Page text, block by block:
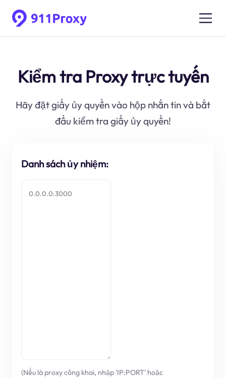
Kiểm tra Proxy trực tuyến
Hãy đặt giấy ủy quyền vào hộp nhắn tin và bắt
đầu kiểm tra giấy ủy quyền!
Danh sách ủy nhiệm:
(Nếu là proxy công khai, nhập 'IP:PORT' hoặc